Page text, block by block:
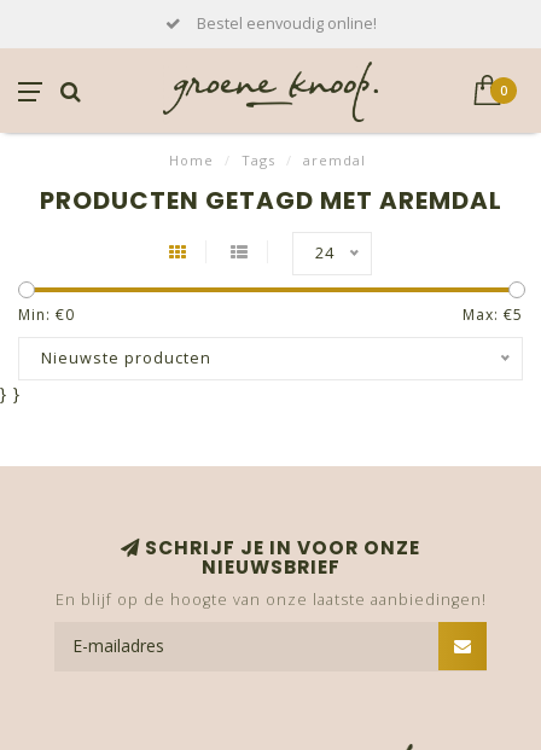
Bestel eenvoudig online!
0
Home / Tags / aremdal
PRODUCTEN GETAGD MET AREMDAL
24
Min: €0 Max: €5
Nieuwste producten
} }
SCHRIJF JE IN VOOR ONZE
NIEUWSBRIEF
En blijf op de hoogte van onze laatste aanbiedingen!